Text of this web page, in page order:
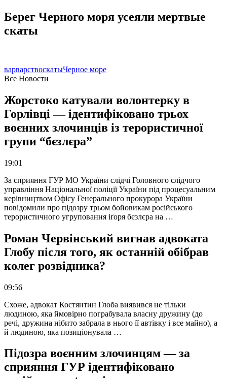
Берег Черного моря усеяли мертвые
скаты
варварствоскатыЧерное море
Все Новости
Жорстоко катували волонтерку в
Горлівці — ідентифіковано трьох
воєнних злочинців із терористичної
групи “бєзлєра”
19:01
За сприяння ГУР МО України слідчі Головного слідчого
управління Національної поліції України під процесуальним
керівництвом Офісу Генерального прокурора України
повідомили про підозру трьом бойовикам російського
терористичного угруповання іґоря бєзлєра на …
Роман Червінський вигнав адвоката
Глобу після того, як останній обібрав
колег розвідника?
09:56
Схоже, адвокат Костянтин Глоба виявився не тільки
людиною, яка ймовірно пограбувала власну дружину (до
речі, дружина нібито забрала в нього її автівку і все майно), а
й людиною, яка позиціонувала …
Підозра воєнним злочинцям — за
сприяння ГУР ідентифіковано